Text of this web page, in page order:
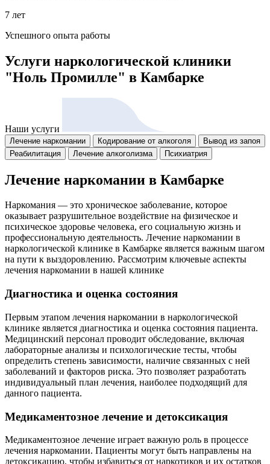
7 лет
Успешного опыта работы
Услуги наркологической клиники
"Ноль Промилле" в Камбарке
Наши услуги
Лечение наркомании Кодирование от алкоголя
Вывод из запоя
Реабилитация
Лечение алкоголизма Психиатрия
Лечение наркомании в Камбарке
Наркомания — это хроническое заболевание, которое
оказывает разрушительное воздействие на физическое и
психическое здоровье человека, его социальную жизнь и
профессиональную деятельность. Лечение наркомании в
наркологической клинике в Камбарке является важным шагом
на пути к выздоровлению. Рассмотрим ключевые аспекты
лечения наркомании в нашей клинике
Диагностика и оценка состояния
Первым этапом лечения наркомании в наркологической
клинике является диагностика и оценка состояния пациента.
Медицинский персонал проводит обследование, включая
лабораторные анализы и психологические тесты, чтобы
определить степень зависимости, наличие связанных с ней
заболеваний и факторов риска. Это позволяет разработать
индивидуальный план лечения, наиболее подходящий для
данного пациента.
Медикаментозное лечение и детоксикация
Медикаментозное лечение играет важную роль в процессе
лечения наркомании. Пациенты могут быть направлены на
детоксикацию, чтобы избавиться от наркотиков и их остатков